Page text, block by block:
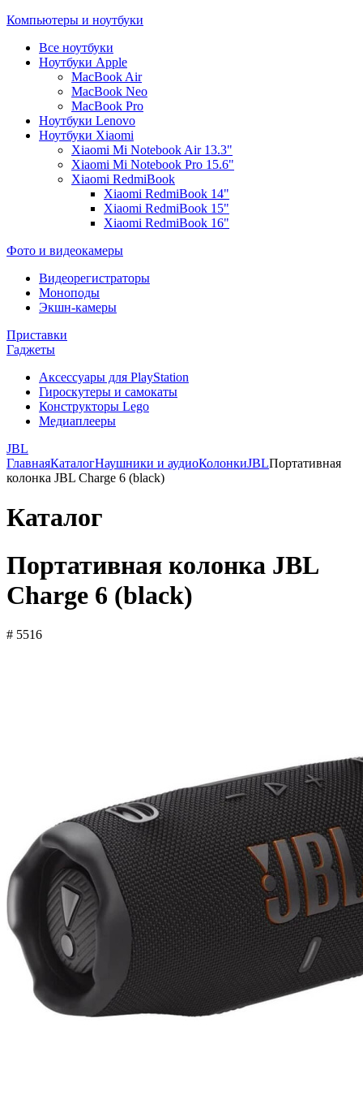
Компьютеры и ноутбуки
Все ноутбуки
Ноутбуки Apple
MacBook Air
MacBook Neo
MacBook Pro
Ноутбуки Lenovo
Ноутбуки Xiaomi
Xiaomi Mi Notebook Air 13.3"
Xiaomi Mi Notebook Pro 15.6"
Xiaomi RedmiBook
Xiaomi RedmiBook 14"
Xiaomi RedmiBook 15"
Xiaomi RedmiBook 16"
Фото и видеокамеры
Видеорегистраторы
Моноподы
Экшн-камеры
Приставки
Гаджеты
Аксессуары для PlayStation
Гироскутеры и самокаты
Конструкторы Lego
Медиаплееры
JBL
ГлавнаяКаталогНаушники и аудиоКолонкиJBLПортативная
колонка JBL Charge 6 (black)
Каталог
Портативная колонка JBL
Charge 6 (black)
# 5516